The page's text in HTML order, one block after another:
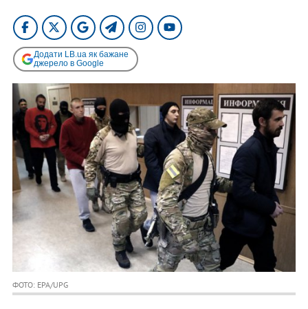
Додати LB.ua як бажане
джерело в Google
ФОТО: EPA/UPG